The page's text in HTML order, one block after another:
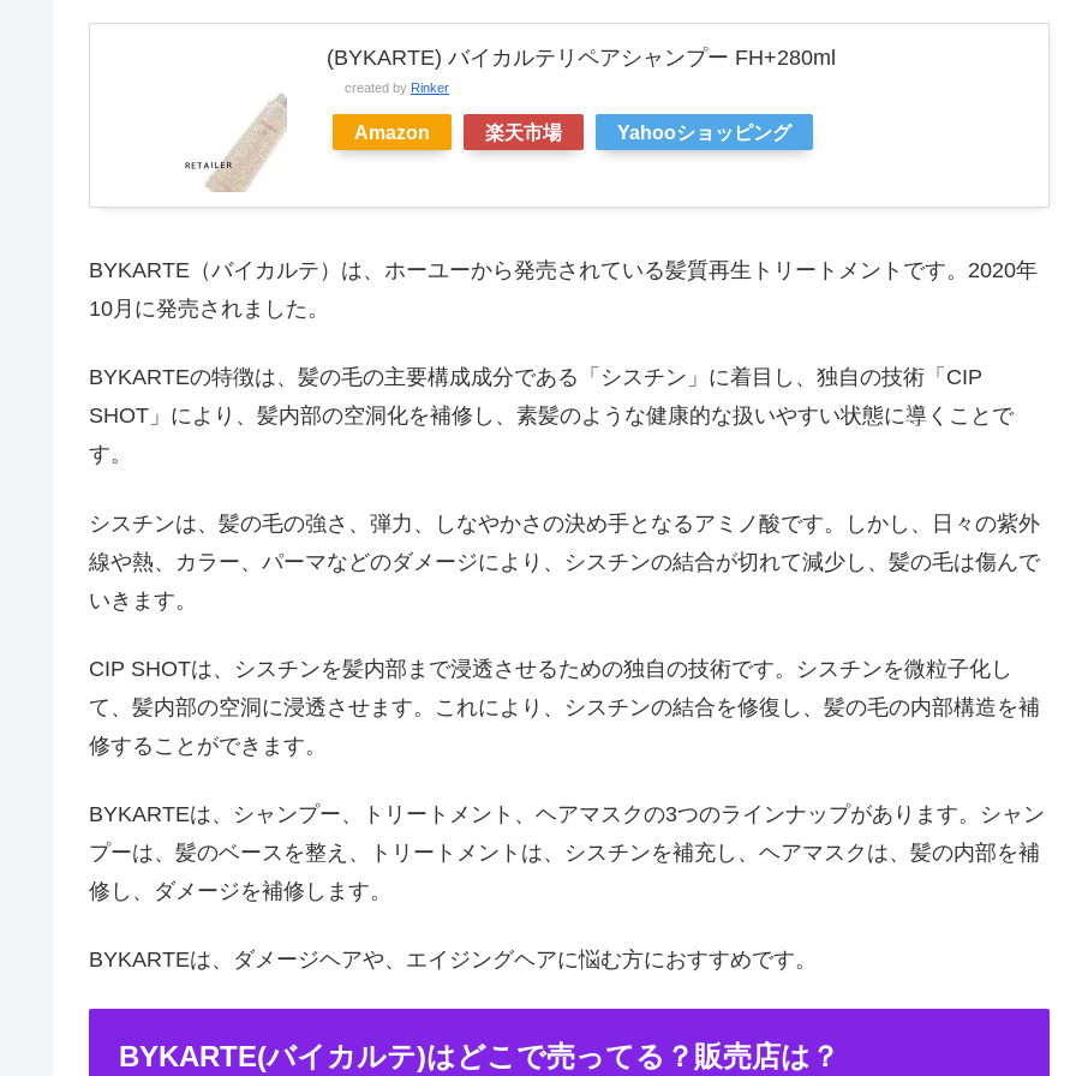
(BYKARTE) バイカルテリペアシャンプー FH+280ml
created by Rinker
Amazon 楽天市場 Yahooショッピング
BYKARTE（バイカルテ）は、ホーユーから発売されている髪質再生トリートメントです。2020年
10月に発売されました。
BYKARTEの特徴は、髪の毛の主要構成成分である「シスチン」に着目し、独自の技術「CIP
SHOT」により、髪内部の空洞化を補修し、素髪のような健康的な扱いやすい状態に導くことで
す。
シスチンは、髪の毛の強さ、弾力、しなやかさの決め手となるアミノ酸です。しかし、日々の紫外
線や熱、カラー、パーマなどのダメージにより、シスチンの結合が切れて減少し、髪の毛は傷んで
いきます。
CIP SHOTは、シスチンを髪内部まで浸透させるための独自の技術です。シスチンを微粒子化し
て、髪内部の空洞に浸透させます。これにより、シスチンの結合を修復し、髪の毛の内部構造を補
修することができます。
BYKARTEは、シャンプー、トリートメント、ヘアマスクの3つのラインナップがあります。シャン
プーは、髪のベースを整え、トリートメントは、シスチンを補充し、ヘアマスクは、髪の内部を補
修し、ダメージを補修します。
BYKARTEは、ダメージヘアや、エイジングヘアに悩む方におすすめです。
BYKARTE(バイカルテ)はどこで売ってる？販売店は？